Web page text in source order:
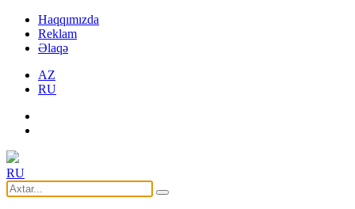
Haqqımızda
Reklam
Əlaqə
AZ
RU
RU